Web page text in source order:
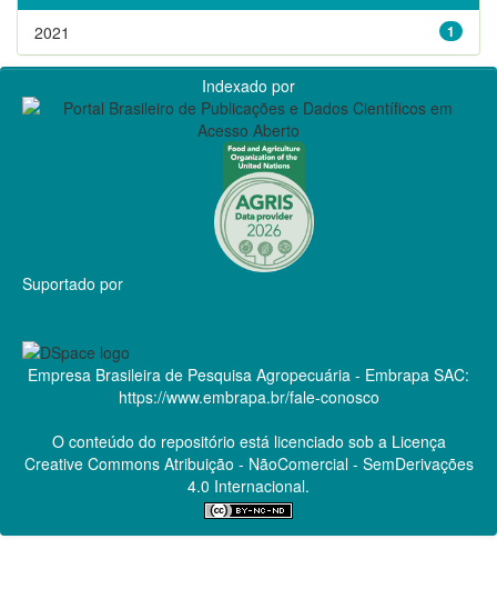
1
2021
Indexado por
Suportado por
Empresa Brasileira de Pesquisa Agropecuária - Embrapa SAC:
https://www.embrapa.br/fale-conosco
O conteúdo do repositório está licenciado sob a Licença
Creative CommonsAtribuição - NãoComercial - SemDerivações
4.0 Internacional.